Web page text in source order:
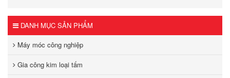
DANH MỤC SẢN PHẨM
Máy móc công nghiệp
Gia công kim loại tấm